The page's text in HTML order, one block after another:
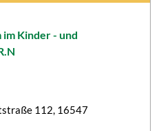
Kinder - und
112, 16547